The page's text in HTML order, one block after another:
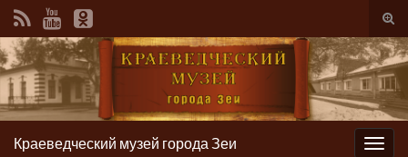
Вкл/
Вкл/
Краеведческий музей города Зеи